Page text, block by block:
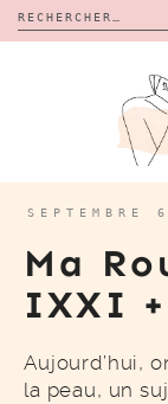
Rechercher :
BON PLAN
À PROPOS
CONTACT
SEPTEMBRE
Ma
IXXI
Aujourd’hui,
la peau, un